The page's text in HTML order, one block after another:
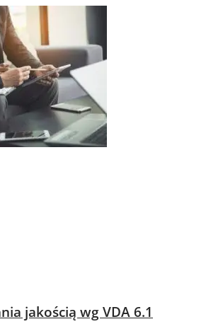
jakością wg VDA 6.1